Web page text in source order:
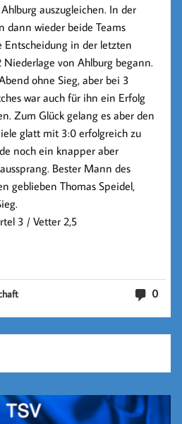
auszugleichen. In der
dann wieder beide Teams
Entscheidung in der letzten
von Ahlburg begann.
ohne Sieg, aber bei 3
war auch für ihn ein Erfolg
Zum Glück gelang es aber den
glatt mit 3:0 erfolgreich zu
noch ein knapper aber
Bester Mann des
geblieben Thomas Speidel,
3 / Vetter 2,5
0